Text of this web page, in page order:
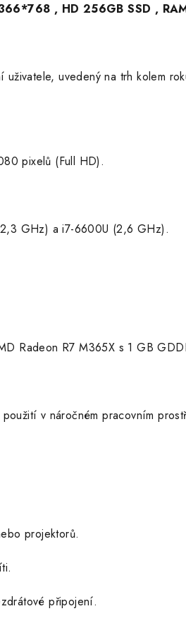
, HD 256GB SSD ,
uvedený na trh kolem
pixelů (Full HD).
GHz) a i7-6600U (2,6 GHz).
Radeon R7 M365X s 1 GB
v náročném pracovním
projektorů.
připojení.